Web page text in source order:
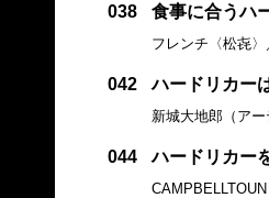
038 食事に合うハ
フレンチ〈松㐂〉
042 ハードリカー
新城大地郎（ア
044 ハードリカー